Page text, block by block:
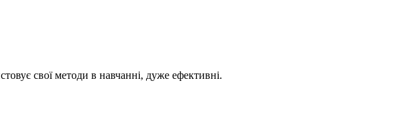
свої методи в навчанні, дуже ефективні.